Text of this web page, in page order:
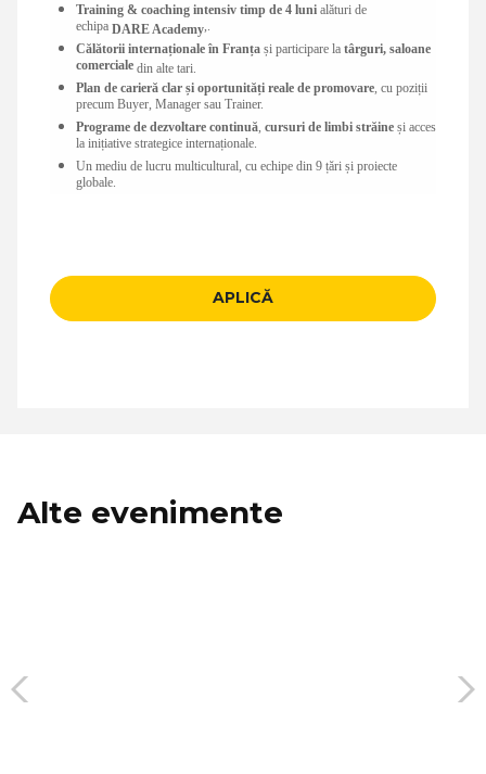
Training & coaching intensiv timp de 4 luni alături de
echipa DARE Academy,.
Călătorii internaționale în Franța și participare la târguri, saloane
comerciale din alte tari.
Plan de carieră clar și oportunități reale de promovare , cu poziții
precum Buyer, Manager sau Trainer.
Programe de dezvoltare continuă cursuri de limbi străine și acces
la inițiative strategice internaționale.
Un mediu de lucru multicultural, cu echipe din 9 țări și proiecte
globale.
APLICĂ
Alte evenimente